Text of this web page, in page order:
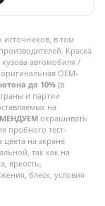
в том
Краска
автомобиля /
OEM-
до 10% (в
и партии
на
окрашивать
пробного тест-
на экране
так как на
яркость,
блеск, условия